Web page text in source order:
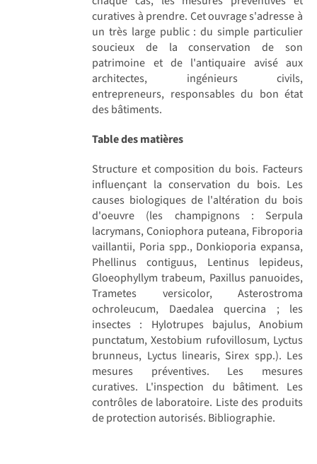
curatives à prendre. Cet ouvrage s'adresse à
un très large public : du simple particulier
soucieux de la conservation de son
patrimoine et de l'antiquaire avisé aux
architectes, ingénieurs civils,
entrepreneurs, responsables du bon état
des bâtiments.
Table des matières
Structure et composition du bois. Facteurs
influençant la conservation du bois. Les
causes biologiques de l'altération du bois
d'oeuvre (les champignons : Serpula
lacrymans, Coniophora puteana, Fibroporia
vaillantii, Poria spp., Donkioporia expansa,
Phellinus contiguus, Lentinus lepideus,
Gloeophyllym trabeum, Paxillus panuoides,
Trametes versicolor, Asterostroma
ochroleucum, Daedalea quercina ; les
insectes : Hylotrupes bajulus, Anobium
punctatum, Xestobium rufovillosum, Lyctus
brunneus, Lyctus linearis, Sirex spp.). Les
mesures préventives. Les mesures
curatives. L'inspection du bâtiment. Les
contrôles de laboratoire. Liste des produits
de protection autorisés. Bibliographie.